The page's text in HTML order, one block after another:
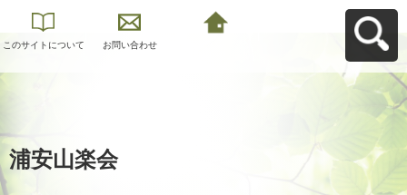
このサイトについて お問い合わせ
浦安山楽会